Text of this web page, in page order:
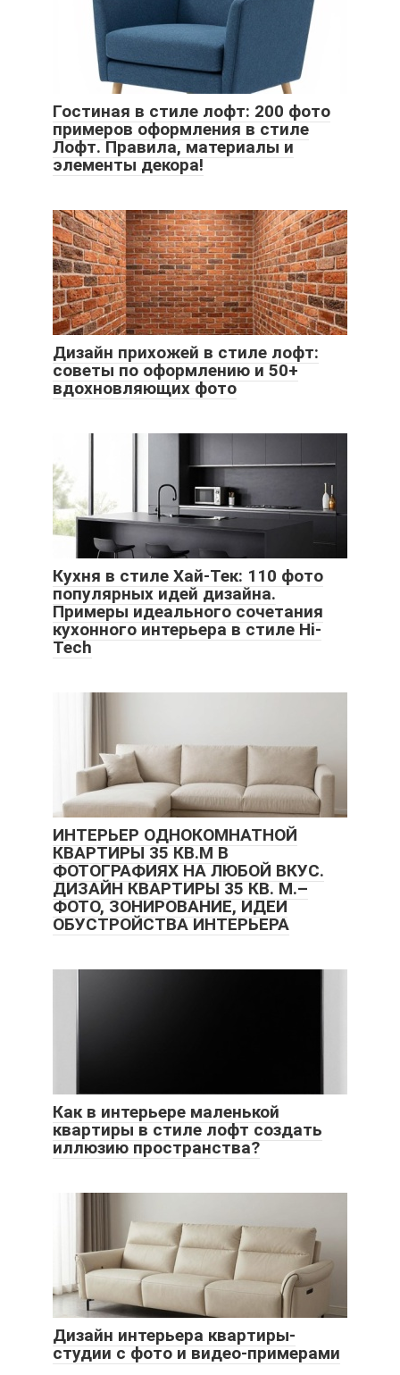
Гостиная в стиле лофт: 200 фото
примеров оформления в стиле
Лофт. Правила, материалы и
элементы декора!
Дизайн прихожей в стиле лофт:
советы по оформлению и 50+
вдохновляющих фото
Кухня в стиле Хай-Тек: 110 фото
популярных идей дизайна.
Примеры идеального сочетания
кухонного интерьера в стиле Hi-
Tech
ИНТЕРЬЕР ОДНОКОМНАТНОЙ
КВАРТИРЫ 35 КВ.М В
ФОТОГРАФИЯХ НА ЛЮБОЙ ВКУС.
ДИЗАЙН КВАРТИРЫ 35 КВ. М.–
ФОТО, ЗОНИРОВАНИЕ, ИДЕИ
ОБУСТРОЙСТВА ИНТЕРЬЕРА
Как в интерьере маленькой
квартиры в стиле лофт создать
иллюзию пространства?
Дизайн интерьера квартиры-
студии с фото и видео-примерами